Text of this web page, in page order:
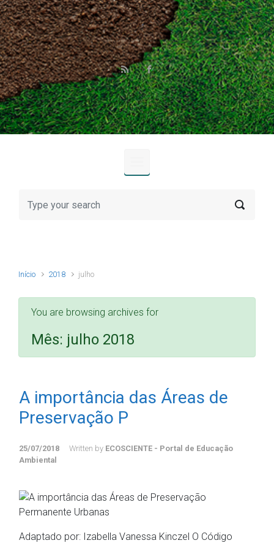
Skip to main content
Início 2018 julho
You are browsing archives for
Mês: julho 2018
A importância das Áreas de
Preservação P
25/07/2018 Written by ECOSCIENTE - Portal de Educação
Ambiental
Adaptado por: Izabella Vanessa Kinczel O Código